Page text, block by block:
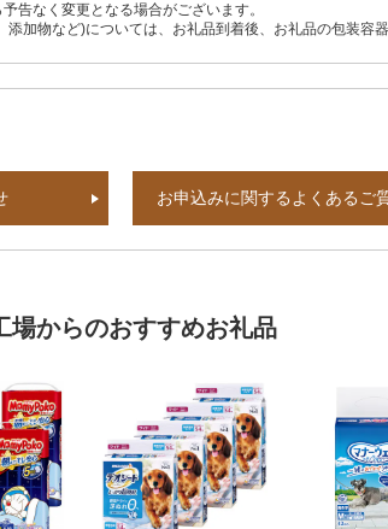
告なく変更となる場合がございます。
加物など)については、お礼品到着後、お礼品の包装容
お申込みに関するよくあるご
からのおすすめお礼品